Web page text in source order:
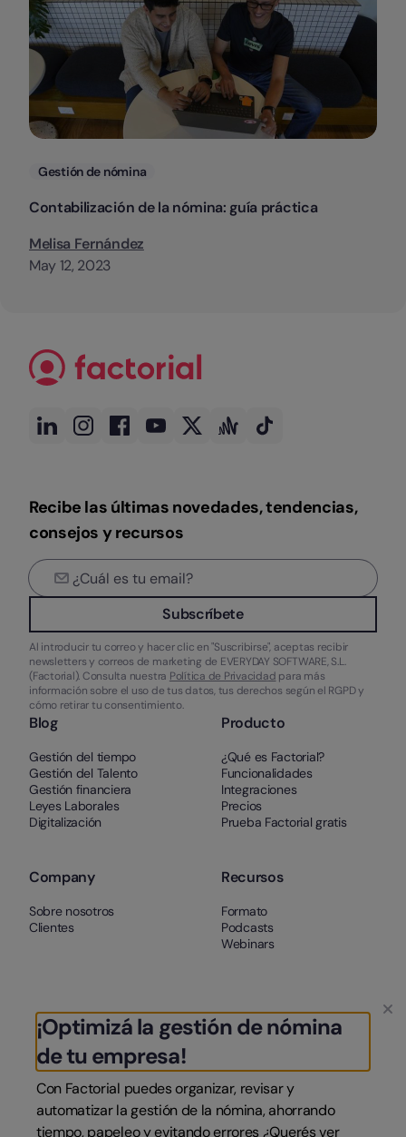
¡Optimizá la gestión de nómina
de tu empresa!
Con Factorial puedes organizar, revisar y
automatizar la gestión de la nómina, ahorrando
tiempo, papeleo y evitando errores ¿Querés ver
Categorias
Gestión de nómina
Contabilización de la nómina: guía práctica
Melisa Fernández
May 12, 2023
Recibe las últimas novedades, tendencias,
consejos y recursos
Subscríbete
Al introducir tu correo y hacer clic en "Suscribirse", aceptas recibir
newsletters y correos de marketing de EVERYDAY SOFTWARE, S.L.
(Factorial). Consulta nuestra Política de Privacidad para más
información sobre el uso de tus datos, tus derechos según el RGPD y
cómo retirar tu consentimiento.
Blog
Gestión del tiempo
Gestión del Talento
Gestión financiera
Leyes Laborales
Digitalización
Producto
¿Qué es Factorial?
Funcionalidades
Integraciones
Precios
Prueba Factorial gratis
Company
Sobre nosotros
Clientes
Recursos
Formato
Podcasts
Webinars
Contacto
Términos y condiciones
Aviso Legal
Cookies